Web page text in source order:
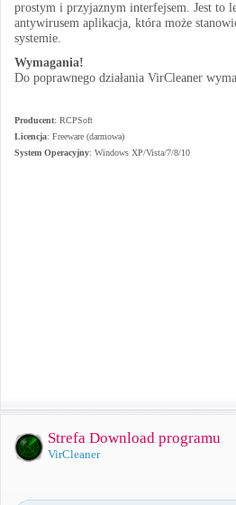
prostym i przyjaznym interfejsem. Jest to
antywirusem aplikacja, która może
systemie.
Wymagania!
Do poprawnego działania VirCleaner
Producent: RCPSoft
Licencja: Freeware (darmowa)
System Operacyjny: Windows XP/Vista/7/8/10
Strefa Download programu
VirCleaner